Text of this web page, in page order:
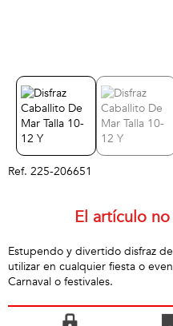
Ref. 225-206651
El artículo
Estupendo y divertido disfraz
utilizar en cualquier fiesta o
Carnaval o festivales.